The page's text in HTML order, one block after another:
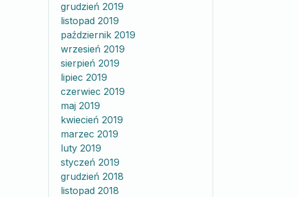
grudzień 2019
listopad 2019
październik 2019
wrzesień 2019
sierpień 2019
lipiec 2019
czerwiec 2019
maj 2019
kwiecień 2019
marzec 2019
luty 2019
styczeń 2019
grudzień 2018
listopad 2018